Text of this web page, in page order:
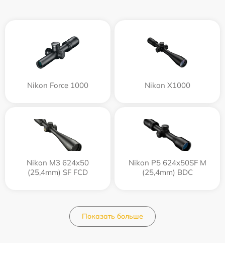
Nikon Force 1000 Nikon X1000
Nikon M3 624x50
(25,4mm) SF FCD
Nikon P5 624x50SF M
(25,4mm) BDC
Показать больше